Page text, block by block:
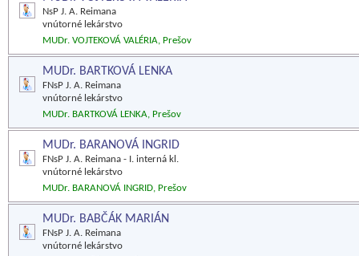
NsP J. A. Reimana
vnútorné lekárstvo
MUDr. VOJTEKOVÁ VALÉRIA, Prešov
MUDr. BARTKOVÁ LENKA
FNsP J. A. Reimana
vnútorné lekárstvo
MUDr. BARTKOVÁ LENKA, Prešov
MUDr. BARANOVÁ INGRID
FNsP J. A. Reimana - I. interná kl.
vnútorné lekárstvo
MUDr. BARANOVÁ INGRID, Prešov
MUDr. BABČÁK MARIÁN
FNsP J. A. Reimana
vnútorné lekárstvo